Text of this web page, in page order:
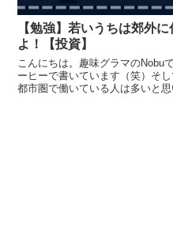
【勉強】若いうちは郊外
よ！【投資】
こんにちは。趣味グラマのNobu
ーヒーで書いています（笑）そ
都市圏で働いている人は多いと